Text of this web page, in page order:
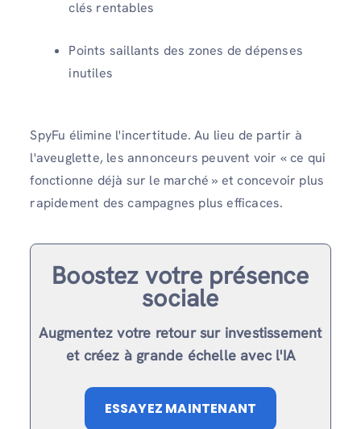
clés rentables
Points saillants des zones de dépenses
inutiles
SpyFu élimine l'incertitude. Au lieu de partir à
l'aveuglette, les annonceurs peuvent voir « ce qui
fonctionne déjà sur le marché » et concevoir plus
rapidement des campagnes plus efficaces.
Boostez votre présence
sociale
Augmentez votre retour sur investissement
et créez à grande échelle avec l'IA
ESSAYEZ MAINTENANT